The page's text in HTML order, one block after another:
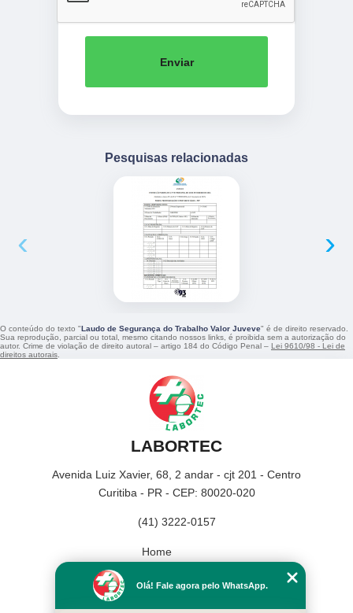
Enviar
Pesquisas relacionadas
‹ ›
O conteúdo do texto "Laudo de Segurança do Trabalho Valor Juveve" é de direito reservado.
Sua reprodução, parcial ou total, mesmo citando nossos links, é proibida sem a autorização do
autor. Crime de violação de direito autoral – artigo 184 do Código Penal – Lei 9610/98 - Lei de
direitos autorais.
LABORTEC
Avenida Luiz Xavier, 68, 2 andar - cjt 201 - Centro
Curitiba - PR - CEP: 80020-020
(41) 3222-0157
Home
Missão
Olá! Fale agora pelo WhatsApp.